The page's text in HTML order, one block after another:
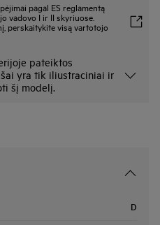
pagal ES reglamentą
vadovo I ir II skyriuose.
perskaitykite visą vartotojo
pateiktos
yra tik iliustraciniai ir
šį modelį.
D